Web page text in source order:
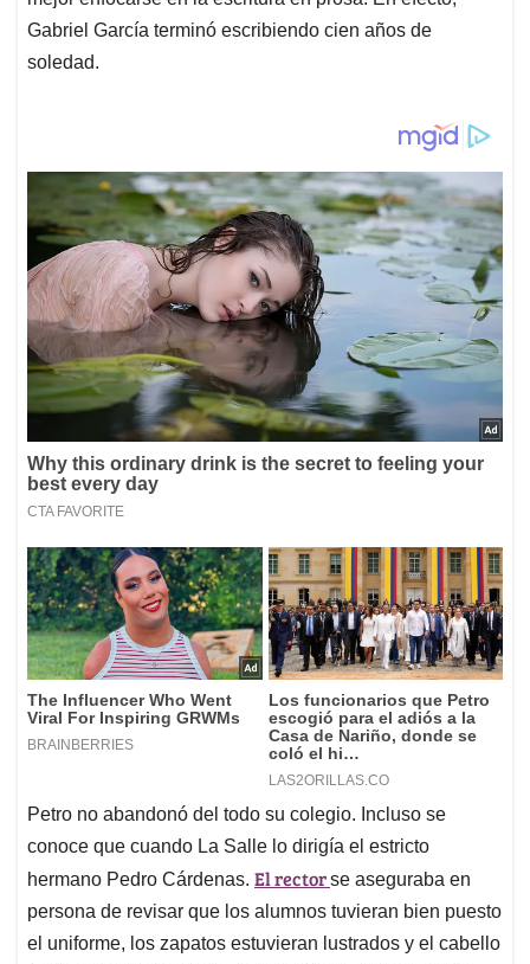
Gabriel García terminó escribiendo cien años de
soledad.
Petro no abandonó del todo su colegio. Incluso se
conoce que cuando La Salle lo dirigía el estricto
hermano Pedro Cárdenas. El rectorse aseguraba en
persona de revisar que los alumnos tuvieran bien puesto
el uniforme, los zapatos estuvieran lustrados y el cabello